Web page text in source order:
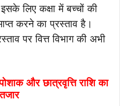
लिए कक्षा में बच्चों की
करने का प्रस्ताव है।
पर वित्त विभाग की अभी
और छात्रवृत्ति राशि का